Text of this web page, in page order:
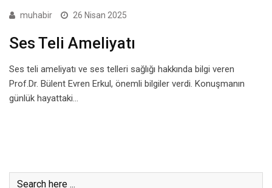
muhabir 26 Nisan 2025
Ses Teli Ameliyatı
Ses teli ameliyatı ve ses telleri sağlığı hakkında bilgi veren
Prof.Dr. Bülent Evren Erkul, önemli bilgiler verdi. Konuşmanın
günlük hayattaki…